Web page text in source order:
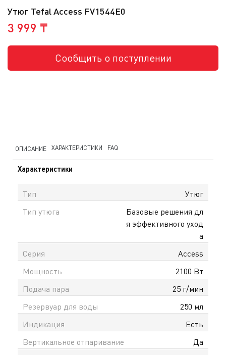
Утюг Tefal Access FV1544E0
3 999 ₸
Сообщить о поступлении
ОПИСАНИЕ ХАРАКТЕРИСТИКИ FAQ
Характеристики
Тип
Утюг
Тип утюга
Базовые решения дл
я эффективного уход
а
Серия
Access
Мощность
2100 Вт
Подача пара
25 г/мин
Резервуар для воды
250 мл
Индикация
Есть
Вертикальное отпаривание
Да